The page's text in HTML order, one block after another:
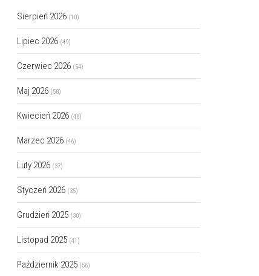
Sierpień 2026 (10)
Lipiec 2026 (49)
Czerwiec 2026 (54)
Maj 2026 (58)
Kwiecień 2026 (48)
Marzec 2026 (46)
Luty 2026 (37)
Styczeń 2026 (35)
Grudzień 2025 (30)
Listopad 2025 (41)
Październik 2025 (56)